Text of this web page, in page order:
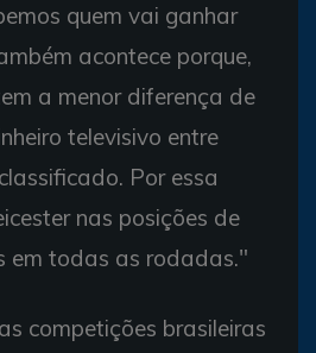
quem vai ganhar
acontece porque,
a menor diferença de
televisivo entre
Por essa
nas posições de
em todas as rodadas."
competições brasileiras